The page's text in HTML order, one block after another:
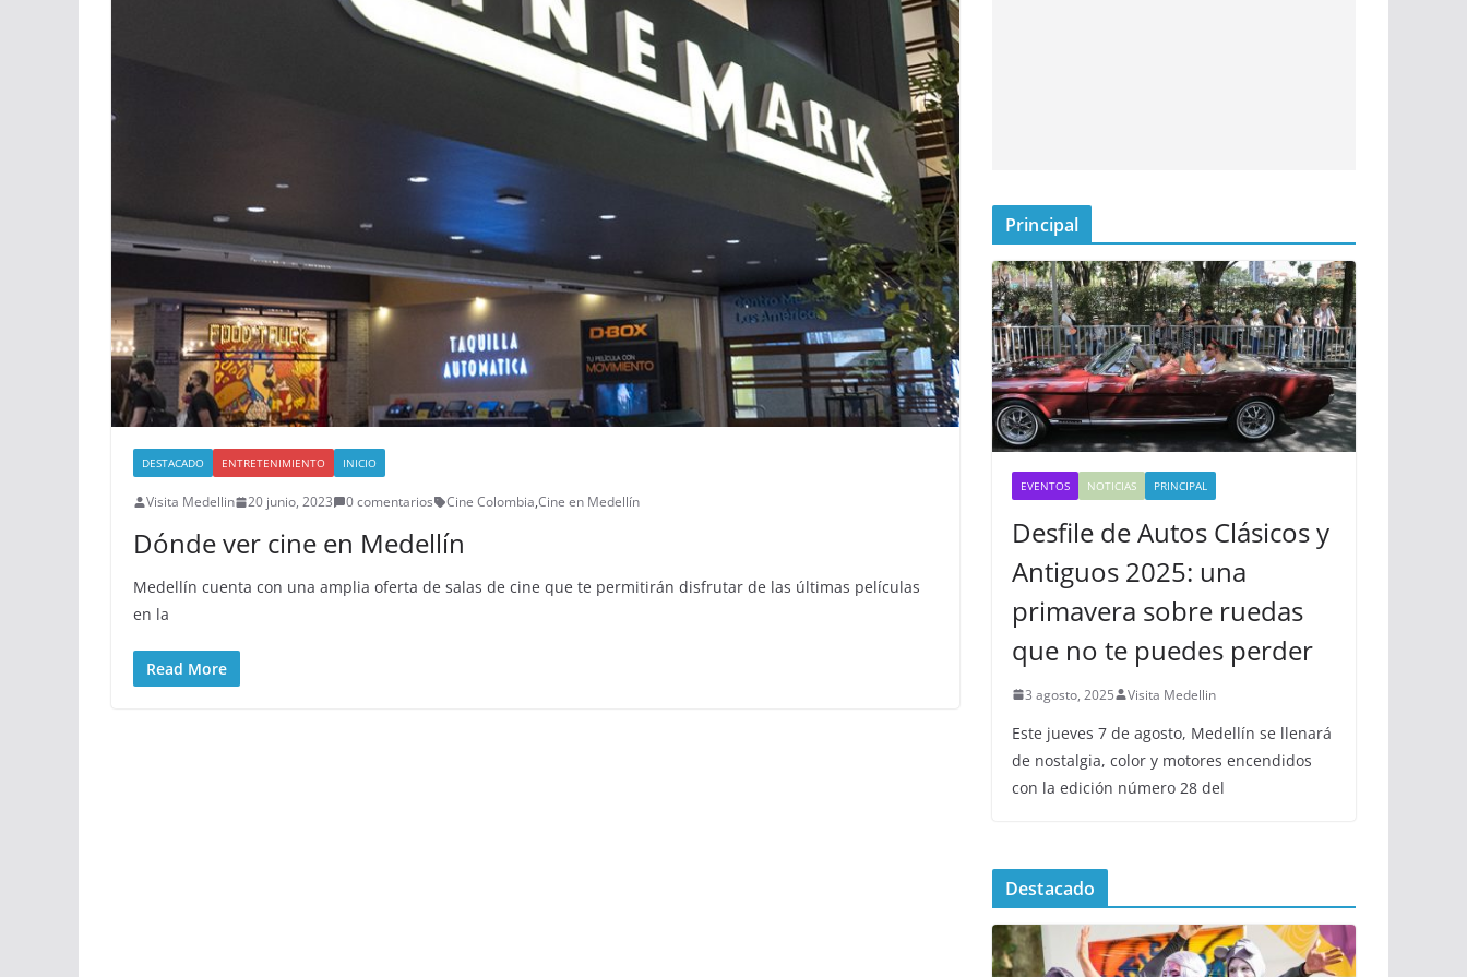
DESTACADO ENTRETENIMIENTO INICIO
Visita Medellin 20 junio, 2023 0 comentarios Cine Colombia,Cine en Medellín
Dónde ver cine en Medellín
Medellín cuenta con una amplia oferta de salas de cine que te permitirán disfrutar de las últimas películas
en la
Read More
Principal
EVENTOS NOTICIAS PRINCIPAL
Desfile de Autos Clásicos y
Antiguos 2025: una
primavera sobre ruedas
que no te puedes perder
3 agosto, 2025 Visita Medellin
Este jueves 7 de agosto, Medellín se llenará
de nostalgia, color y motores encendidos
con la edición número 28 del
Destacado